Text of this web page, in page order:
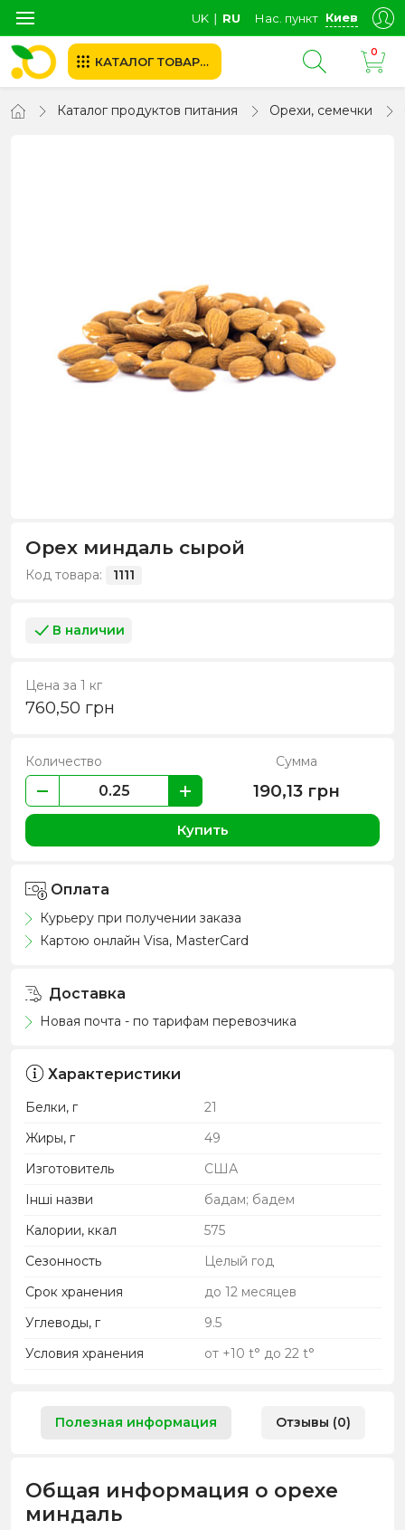
UK ∣ RU Нас. пункт Киев
КАТАЛОГ ТОВАРОВ
0
Каталог продуктов питания Орехи, семечки
Орех миндаль сырой
Код товара: 1111
В наличии
Цена за 1 кг
760,50 грн
Количество Сумма
190,13 грн
Купить
Оплата
Курьеру при получении заказа
Картою онлайн Visa, MasterCard
Доставка
Новая почта - по тарифам перевозчика
Характеристики
Белки, г
21
Жиры, г
49
Изготовитель
США
Інші назви
бадам; бадем
Калории, ккал
575
Сезонность
Целый год
Срок хранения
до 12 месяцев
Углеводы, г
9.5
Условия хранения
от +10 t° до 22 t°
Полезная информация Отзывы (0)
Общая информация о орехе
миндаль